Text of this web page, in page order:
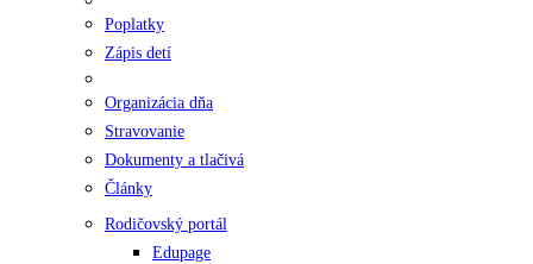
Poplatky
Zápis detí
Organizácia dňa
Stravovanie
Dokumenty a tlačivá
Články
Rodičovský portál
Edupage